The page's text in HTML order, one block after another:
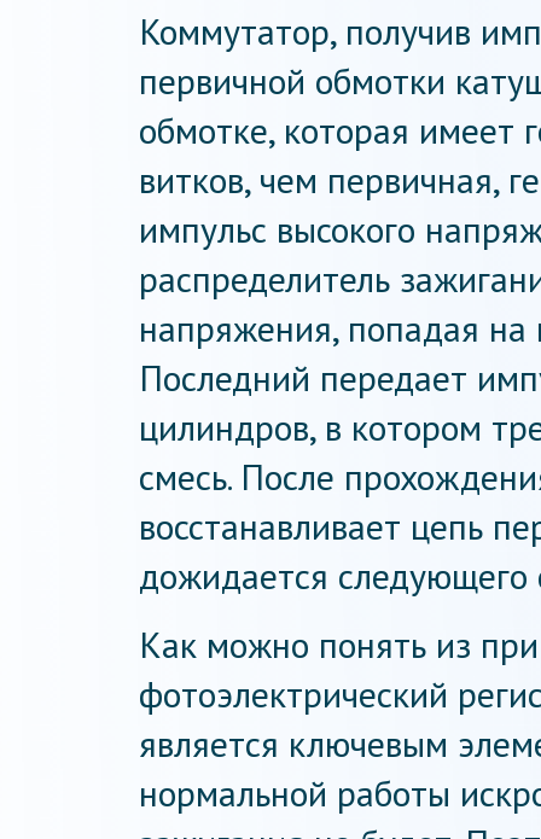
Коммутатор, получив
первичной обмотки
обмотке, которая имеет
витков, чем первичная,
импульс высокого
распределитель
напряжения, попадая на
Последний передает
цилиндров, в котором
смесь. После
восстанавливает цепь
дожидается следующего
Как можно понять из
фотоэлектрический
является ключевым
нормальной работы